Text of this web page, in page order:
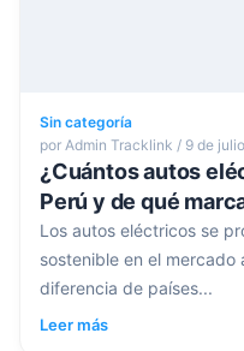
Sin categoría
por Admin Tracklink / 9 de
¿Cuántos autos
Perú y de qué
Los autos eléctricos se
sostenible en el mercado
diferencia de países...
Leer más